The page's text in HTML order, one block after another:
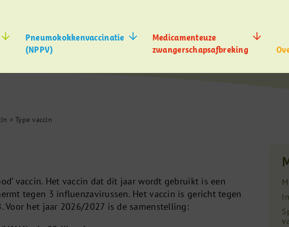
Pneumokokkenvaccinatie
(NPPV)
Medicamenteuze
zwangerschapsafbreking
>Type vaccin
vaccin. Het vaccin dat dit jaar wordt gebruikt is een
tegen 3 influenzavirussen. Het vaccin is gericht tegen
Voor het jaar 2026/2027 is de samenstelling: